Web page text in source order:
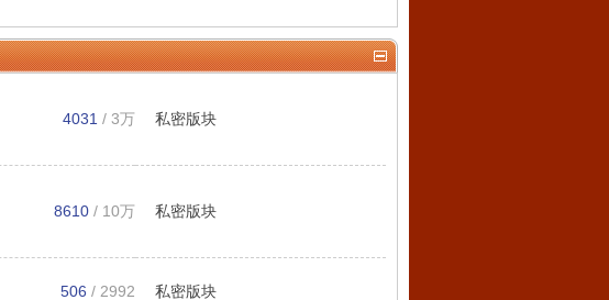
4031 / 3万 私密版块
8610 / 10万 私密版块
506 / 2992 私密版块